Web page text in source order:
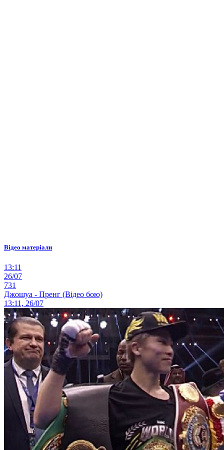
Відео матеріали
13:11
26/07
731
Джошуа - Пренг (Відео бою)
13:11, 26/07